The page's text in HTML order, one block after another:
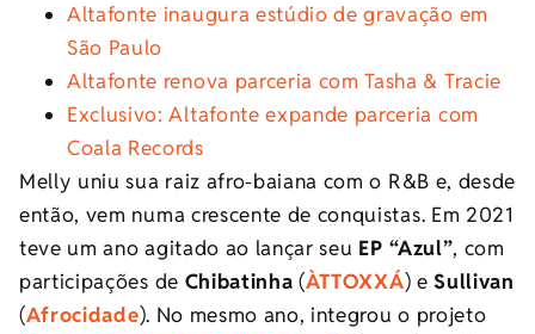
Altafonte inaugura estúdio de gravação em
São Paulo
Altafonte renova parceria com Tasha & Tracie
Exclusivo: Altafonte expande parceria com
Coala Records
Melly uniu sua raiz afro-baiana com o R&B e, desde
então, vem numa crescente de conquistas. Em 2021
teve um ano agitado ao lançar seu EP “Azul”, com
participações de Chibatinha (ÀTTOXXÁ) eSullivan
(Afrocidade). No mesmo ano, integrou o projeto